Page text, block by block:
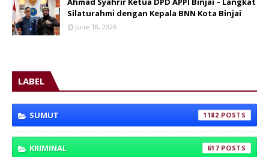
Silaturahmi dengan Kepala BNN Kota Binjai
June 18, 2026
LABEL
SUMUT 1182
KRIMINAL 617